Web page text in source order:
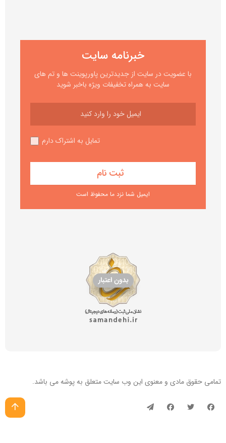
خبرنامه سایت
با عضویت در سایت از جدیدترین پاورپوینت ها و تم های
سایت به همراه تخفیفات ویژه باخبر شوید
تمایل به اشتراک دارم
ایمیل شما نزد ما محفوظ است
تمامی حقوق مادی و معنوی این وب سایتمتعلق به پوشه می باشد.